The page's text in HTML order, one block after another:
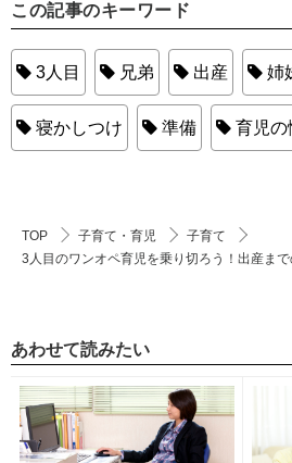
この記事のキーワード
3人目 兄弟 出産 姉
寝かしつけ 準備 育児の
TOP 子育て・育児
子育て
3人目のワンオペ育児を乗り切ろう！出産ま
あわせて読みたい